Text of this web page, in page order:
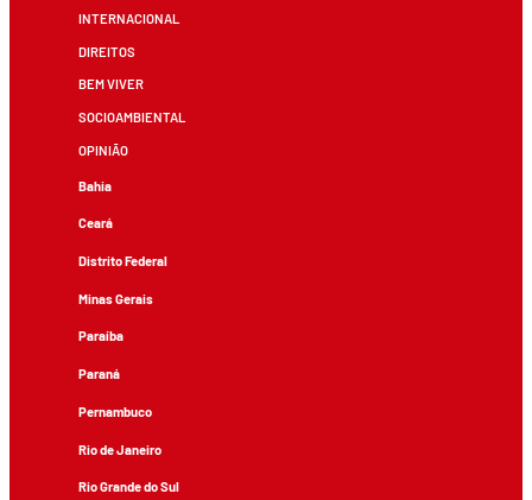
INTERNACIONAL
DIREITOS
BEM VIVER
SOCIOAMBIENTAL
OPINIÃO
Bahia
Ceará
Distrito Federal
Minas Gerais
Paraíba
Paraná
Pernambuco
Rio de Janeiro
Rio Grande do Sul